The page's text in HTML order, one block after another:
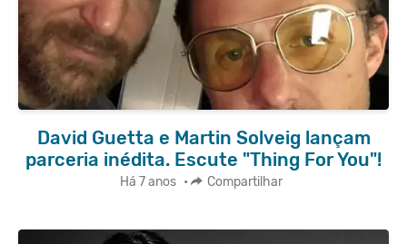
David Guetta e Martin Solveig lançam
parceria inédita. Escute "Thing For You"!
Há 7 anos • Compartilhar